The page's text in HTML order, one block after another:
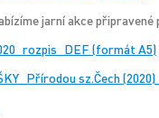
jarní akce
(formát A5)
sz.Čech